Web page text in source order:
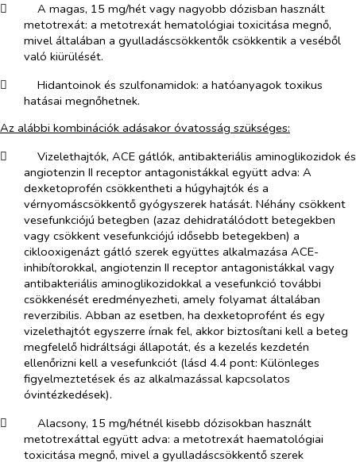
​
A magas, 15 mg/hét vagy nagyobb dózisban használt
metotrexát:a metotrexát hematológiai toxicitása megnő,
mivel általában a gyulladáscsökkentők csökkentik a veséből
való kiürülését.
​
Hidantoinok és szulfonamidok: a hatóanyagok toxikus
hatásai megnőhetnek.
Az alábbi kombinációk adásakor óvatosság szükséges:
​
Vizelethajtók, ACE gátlók, antibakteriális aminoglikozidok és
angiotenzin II receptor antagonis​tákkal együtt adva:A
dexketoprofén csökkentheti a húgyhajtók és a
vérnyomáscsökkentő gyógy​szerek hatását. Néhány csökkent
vesefunkciójú betegben (azaz dehidratálódott betegekben
vagy csökkent vesefunkciójú idősebb betegekben) a
ciklooxigenázt gátló szerek együttes alkalmazása ACE-
inhibítorokkal, angiotenzin II receptor antagonistákkal vagy
antibakteriális aminoglikozidokkal a vesefunkció további
csökkenését eredményezheti, amely folyamat általában
reverzibilis. Abban az esetben, ha dexketoprofént és egy
vizelethajtót egyszerre írnak fel, akkor biztosítani kell a beteg
megfelelő​ hidráltsági állapotát, és a kezelés kezdetén
ellenőrizni kell a vesefunkciót (lásd 4.4 pont: Különleges
figyelmeztetések és az alkalmazással kapcsolatos
óvintézkedések).
​
Alacsony, 15 mg/hétnél kisebb dózisokban használt
metotrexáttal együtt adva: a metotrexát haematológiai
toxicitása megnő, mivel a gyulladáscsökkentő szerek